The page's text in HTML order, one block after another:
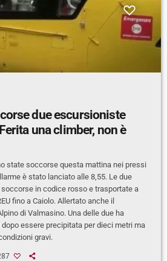
due escursioniste
una climber, non è
state soccorse questa mattina nei pressi
è stato lanciato alle 8,55. Le due
in codice rosso e trasportate a
fino a Caiolo. Allertato anche il
di Valmasino. Una delle due ha
essere precipitata per dieci metri ma
gravi.